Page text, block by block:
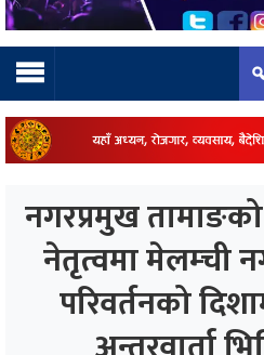
नगरप्रमुख
नेतृत्वमा मेलम्ची
परिवर्तनको